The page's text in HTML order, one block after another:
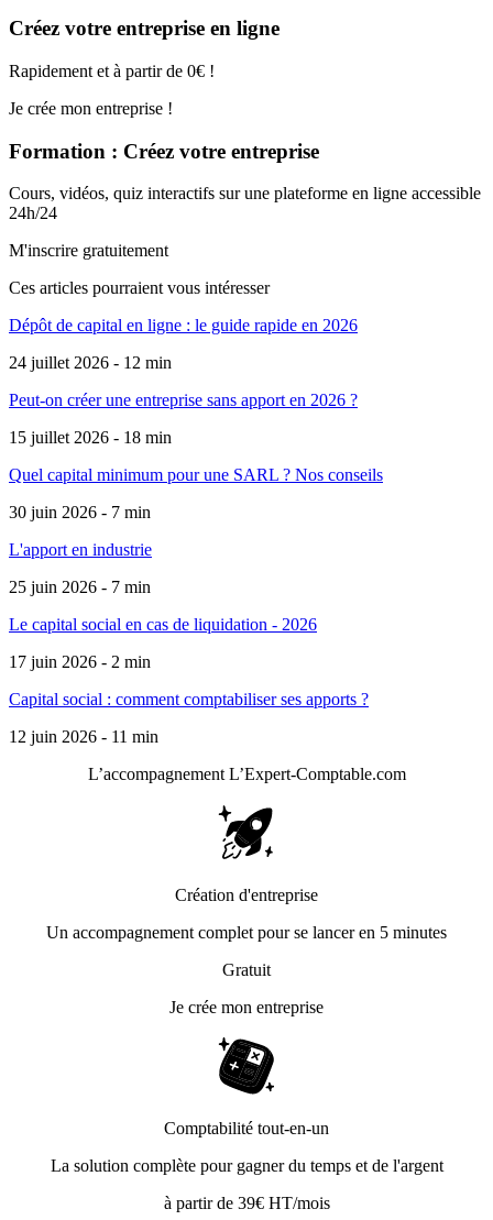
Créez votre entreprise en ligne
Rapidement et à partir de 0€ !
Je crée mon entreprise !
Formation : Créez votre entreprise
Cours, vidéos, quiz interactifs sur une plateforme en ligne accessible
24h/24
M'inscrire gratuitement
Ces articles pourraient vous intéresser
Dépôt de capital en ligne : le guide rapide en 2026
24 juillet 2026 - 12 min
Peut-on créer une entreprise sans apport en 2026 ?
15 juillet 2026 - 18 min
Quel capital minimum pour une SARL ? Nos conseils
30 juin 2026 - 7 min
L'apport en industrie
25 juin 2026 - 7 min
Le capital social en cas de liquidation - 2026
17 juin 2026 - 2 min
Capital social : comment comptabiliser ses apports ?
12 juin 2026 - 11 min
L’accompagnement L’Expert-Comptable.com
Création d'entreprise
Un accompagnement complet pour se lancer en 5 minutes
Gratuit
Je crée mon entreprise
Comptabilité tout-en-un
La solution complète pour gagner du temps et de l'argent
à partir de 39€ HT/mois